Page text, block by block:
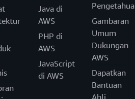
Java di
AWS
PHP di
AWS
JavaScript
di AWS
Gambaran
Umum
Dukungan
AWS
Dapatkan
Bantuan
Ahli